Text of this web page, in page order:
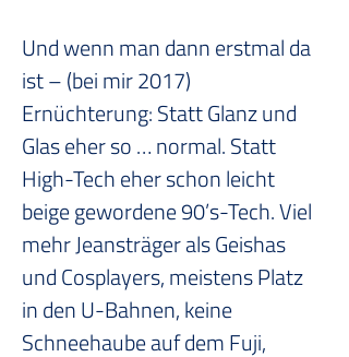
Und wenn man dann erstmal da
ist – (bei mir 2017)
Ernüchterung: Statt Glanz und
Glas eher so … normal. Statt
High-Tech eher schon leicht
beige gewordene 90’s-Tech. Viel
mehr Jeansträger als Geishas
und Cosplayers, meistens Platz
in den U-Bahnen, keine
Schneehaube auf dem Fuji,